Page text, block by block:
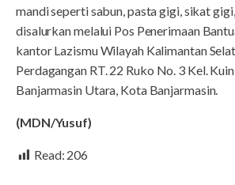
mandi seperti sabun, pasta gigi, sikat
disalurkan melalui Pos Penerimaan
kantor Lazismu Wilayah Kalimantan
Perdagangan RT. 22 Ruko No. 3 Kel.
Banjarmasin Utara, Kota Banjarmasin.
(MDN/Yusuf)
Read: 206